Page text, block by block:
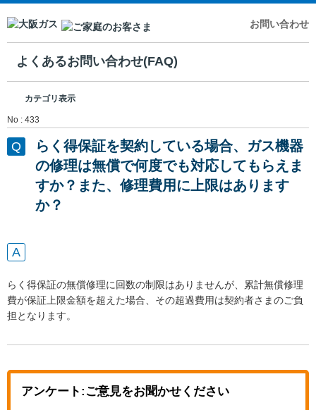
お問い合わせ
よくあるお問い合わせ(FAQ)
カテゴリ表示
No : 433
らく得保証を契約している場合、ガス機器
の修理は無償で何度でも対応してもらえま
すか？また、修理費用に上限はあります
か？
らく得保証の無償修理に回数の制限はありませんが、累計無償修理
費が保証上限金額を超えた場合、その超過費用は契約者さまのご負
担となります。
アンケート:ご意見をお聞かせください